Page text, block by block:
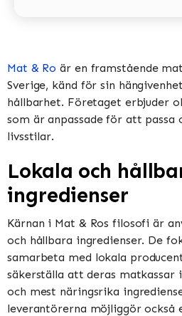
Mat & Ro är en framstående
Sverige, känd för sin
hållbarhet. Företaget erbjuder
som är anpassade för att passa
livsstilar.
Lokala och
ingredienser
Kärnan i Mat & Ros filosofi är
och hållbara ingredienser. De
samarbeta med lokala
säkerställa att deras matkassar
och mest näringsrika
leverantörerna möjliggör också